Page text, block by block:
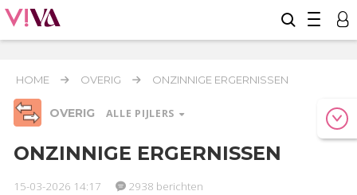
HOME OVERIG ONZINNIGE ERGERNISSEN
OVERIG ALLE PIJLERS
Relaties Werk & Studie Geld & Recht
ONZINNIGE ERGERNISSEN
15-03-2026 14:17 2938 berichten